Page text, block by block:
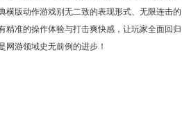
横版动作游戏别无二致的表现形式、无限连击的
精准的操作体验与打击爽快感，让玩家全面回归
网游领域史无前例的进步！